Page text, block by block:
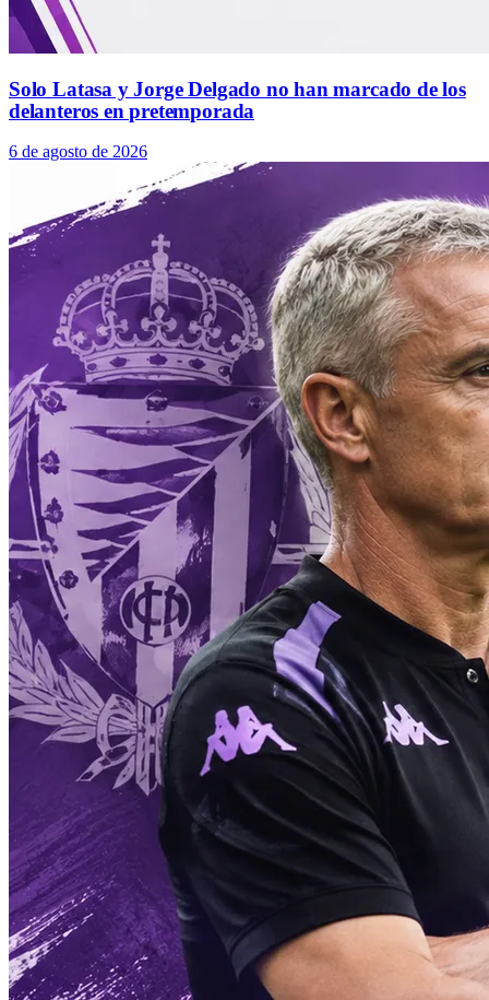
Solo Latasa y Jorge Delgado no han marcado de los
delanteros en pretemporada
6 de agosto de 2026